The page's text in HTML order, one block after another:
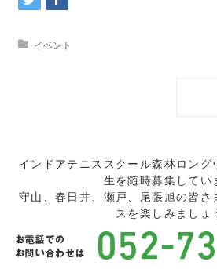
イベント
インドアテニススクール森林ロング
生を随時募集してい
守山、春日井、瀬戸、尾張旭の皆さ
スを楽しみましょ